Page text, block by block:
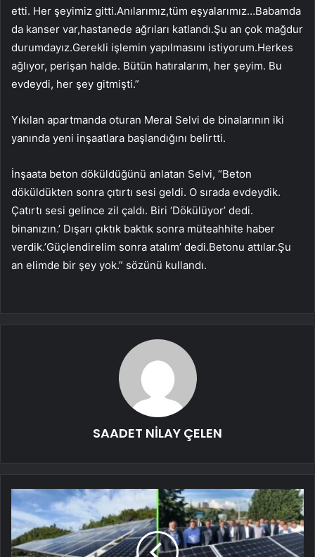
etti. Her şeyimiz gitti.Anılarımız,tüm eşyalarımız…Babamda
da kanser var,hastanede ağrıları katlandı.Şu an çok mağdur
durumdayız.Gerekli işlemin yapılmasını istiyorum.Herkes
ağlıyor, perişan halde. Bütün hatıralarım, her şeyim. Bu
evdeydi, her şey gitmişti.”
Yıkılan apartmanda oturan Meral Selvi de binalarının iki
yanında yeni inşaatlara başlandığını belirtti.
İnşaata beton döküldüğünü anlatan Selvi, “Beton
döküldükten sonra çıtırtı sesi geldi. O sırada evdeydik.
Çatırtı sesi gelince zil çaldı. Biri ‘Dökülüyor’ dedi.
binanızın.’ Dışarı çıktık baktık sonra müteahhite haber
verdik.’Güçlendirelim sonra atalım’ dedi.Betonu attılar.Şu
an elimde bir şey yok.” sözünü kullandı.
SAADET NİLAY ÇELEN